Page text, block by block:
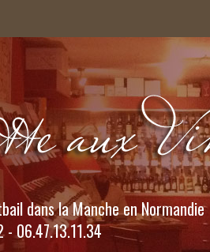
dans la Manche en Normandie
06.47.13.11.34